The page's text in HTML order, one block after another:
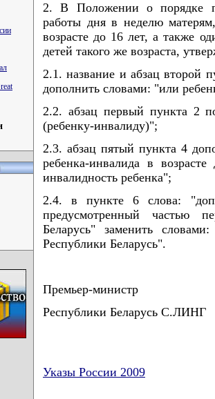
2. В Положении о порядке
работы дня в неделю
возрасте до 16 лет, а также
детей такого же возраста,
2.1. название и абзац второй
дополнить словами: "или
2.2. абзац первый пункта 2
(ребенку-инвалиду)";
2.3. абзац пятый пункта 4
ребенка-инвалида в
инвалидность ребенка";
2.4. в пункте 6 слова:
предусмотренный частью
Беларусь" заменить
Республики Беларусь".
Премьер-министр
Республики Беларусь С.ЛИНГ
Указы России 2009